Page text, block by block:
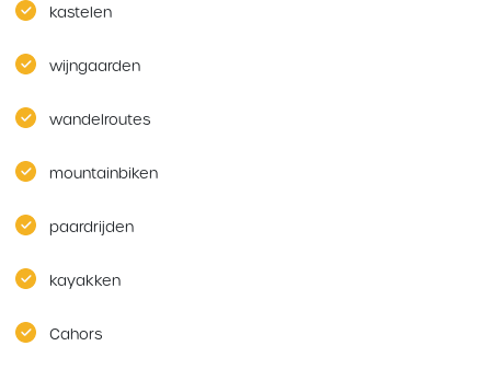
kastelen
wijngaarden
wandelroutes
mountainbiken
paardrijden
kayakken
Cahors